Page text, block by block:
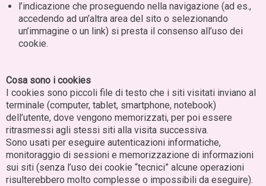
l’indicazione che proseguendo nella navigazione (ad es.,
accedendo ad un’altra area del sito o selezionando
un’immagine o un link) si presta il consenso all’uso dei
cookie.
Cosa sono i cookies
I cookies sono piccoli file di testo che i siti visitati inviano al
terminale (computer, tablet, smartphone, notebook)
dell’utente, dove vengono memorizzati, per poi essere
ritrasmessi agli stessi siti alla visita successiva.
Sono usati per eseguire autenticazioni informatiche,
monitoraggio di sessioni e memorizzazione di informazioni
sui siti (senza l’uso dei cookie “tecnici” alcune operazioni
risulterebbero molto complesse o impossibili da eseguire).